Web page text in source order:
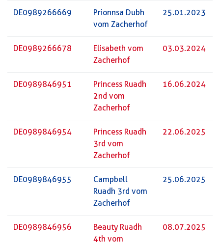
DE0989266669
Prionnsa Dubh
vom Zacherhof
25.01.2023
DE0989266678
Elisabeth vom
Zacherhof
03.03.2024
DE0989846951
Princess Ruadh
2nd vom
Zacherhof
16.06.2024
DE0989846954
Princess Ruadh
3rd vom
Zacherhof
22.06.2025
DE0989846955
Campbell
Ruadh 3rd vom
Zacherhof
25.06.2025
DE0989846956
Beauty Ruadh
4th vom
08.07.2025